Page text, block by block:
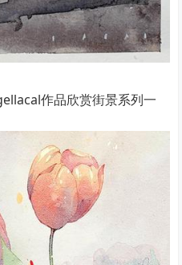
作品欣赏街景系列一